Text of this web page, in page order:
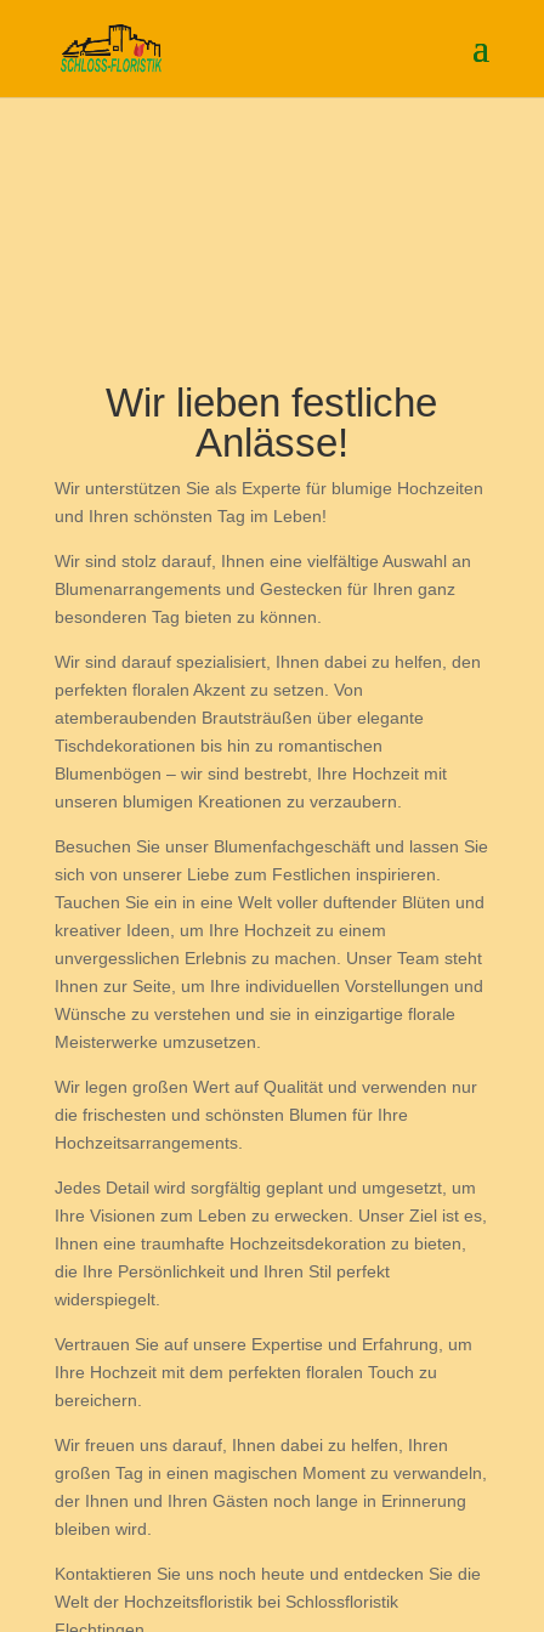
Wir lieben festliche
Anlässe!
Wir unterstützen Sie als Experte für blumige Hochzeiten
und Ihren schönsten Tag im Leben!
Wir sind stolz darauf, Ihnen eine vielfältige Auswahl an
Blumenarrangements und Gestecken für Ihren ganz
besonderen Tag bieten zu können.
Wir sind darauf spezialisiert, Ihnen dabei zu helfen, den
perfekten floralen Akzent zu setzen. Von
atemberaubenden Brautsträußen über elegante
Tischdekorationen bis hin zu romantischen
Blumenbögen – wir sind bestrebt, Ihre Hochzeit mit
unseren blumigen Kreationen zu verzaubern.
Besuchen Sie unser Blumenfachgeschäft und lassen Sie
sich von unserer Liebe zum Festlichen inspirieren.
Tauchen Sie ein in eine Welt voller duftender Blüten und
kreativer Ideen, um Ihre Hochzeit zu einem
unvergesslichen Erlebnis zu machen. Unser Team steht
Ihnen zur Seite, um Ihre individuellen Vorstellungen und
Wünsche zu verstehen und sie in einzigartige florale
Meisterwerke umzusetzen.
Wir legen großen Wert auf Qualität und verwenden nur
die frischesten und schönsten Blumen für Ihre
Hochzeitsarrangements.
Jedes Detail wird sorgfältig geplant und umgesetzt, um
Ihre Visionen zum Leben zu erwecken. Unser Ziel ist es,
Ihnen eine traumhafte Hochzeitsdekoration zu bieten,
die Ihre Persönlichkeit und Ihren Stil perfekt
widerspiegelt.
Vertrauen Sie auf unsere Expertise und Erfahrung, um
Ihre Hochzeit mit dem perfekten floralen Touch zu
bereichern.
Wir freuen uns darauf, Ihnen dabei zu helfen, Ihren
großen Tag in einen magischen Moment zu verwandeln,
der Ihnen und Ihren Gästen noch lange in Erinnerung
bleiben wird.
Kontaktieren Sie uns noch heute und entdecken Sie die
Welt der Hochzeitsfloristik bei Schlossfloristik